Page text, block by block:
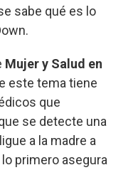
sabe qué es lo
Mujer y Salud en
este tema tiene
que
se detecte una
a la madre a
primero asegura